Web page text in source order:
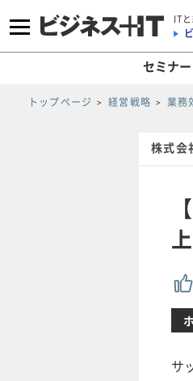
IT
セミナー
トップページ 経営戦略 業務
株式会
サ